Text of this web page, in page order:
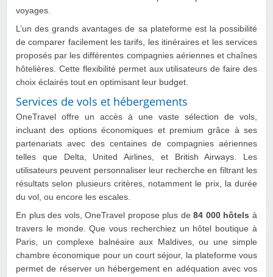
voyages.
L’un des grands avantages de sa plateforme est la possibilité
de comparer facilement les tarifs, les itinéraires et les services
proposés par les différentes compagnies aériennes et chaînes
hôtelières. Cette flexibilité permet aux utilisateurs de faire des
choix éclairés tout en optimisant leur budget.
Services de vols et hébergements
OneTravel offre un accès à une vaste sélection de vols,
incluant des options économiques et premium grâce à ses
partenariats avec des centaines de compagnies aériennes
telles que Delta, United Airlines, et British Airways. Les
utilisateurs peuvent personnaliser leur recherche en filtrant les
résultats selon plusieurs critères, notamment le prix, la durée
du vol, ou encore les escales.
En plus des vols, OneTravel propose plus de84 000 hôtels à
travers le monde. Que vous recherchiez un hôtel boutique à
Paris, un complexe balnéaire aux Maldives, ou une simple
chambre économique pour un court séjour, la plateforme vous
permet de réserver un hébergement en adéquation avec vos